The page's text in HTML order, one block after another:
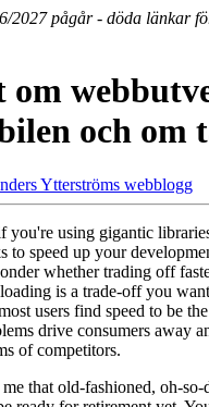
2027 pågår - döda länkar
om
och om
Ytterströms webblogg
you're using gigantic
to speed up your
whether trading off
is a trade-off you
users find speed to be
drive consumers away
of competitors.
me that old-fashioned, oh-